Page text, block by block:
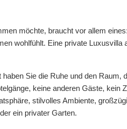
möchte, braucht vor allem
wohlfühlt. Eine private Luxusvilla
haben Sie die Ruhe und den Raum,
keine anderen Gäste, kein
stilvolles Ambiente,
ein privater Garten.